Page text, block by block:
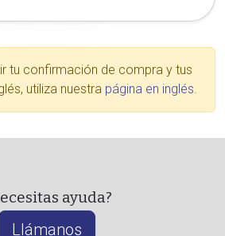
tu confirmación de compra y tus
utiliza nuestra página en inglés.
ayuda?
Llámanos